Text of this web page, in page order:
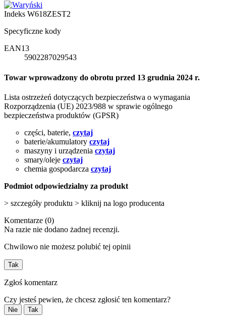
Indeks W618ZEST2
Specyficzne kody
EAN13
5902287029543
Towar wprowadzony do obrotu przed 13 grudnia 2024 r.
Lista ostrzeżeń dotyczących bezpieczeństwa o wymagania
Rozporządzenia (UE) 2023/988 w sprawie ogólnego
bezpieczeństwa produktów (GPSR)
części, baterie, czytaj
baterie/akumulatory czytaj
maszyny i urządzenia czytaj
smary/oleje czytaj
chemia gospodarcza czytaj
Podmiot odpowiedzialny za produkt
> szczegóły produktu > kliknij na logo producenta
Komentarze (0)
Na razie nie dodano żadnej recenzji.
Chwilowo nie możesz polubić tej opinii
Tak
Zgłoś komentarz
Czy jesteś pewien, że chcesz zgłosić ten komentarz?
Nie Tak